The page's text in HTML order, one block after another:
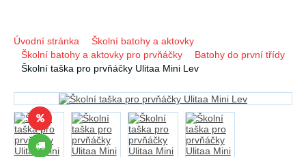
Úvodní stránka
Školní batohy a aktovky
Školní batohy a aktovky pro prvňáčky
Batohy do první třídy
Školní taška pro prvňáčky Ulitaa Mini Lev